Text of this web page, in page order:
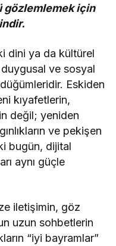
gözlemlemek için
dini ya da kültürel
ve sosyal
Eskiden
kıyafetlerin,
değil; yeniden
ve pekişen
bugün, dijital
aynı güçle
iletişimin, göz
uzun sohbetlerin
“iyi bayramlar”